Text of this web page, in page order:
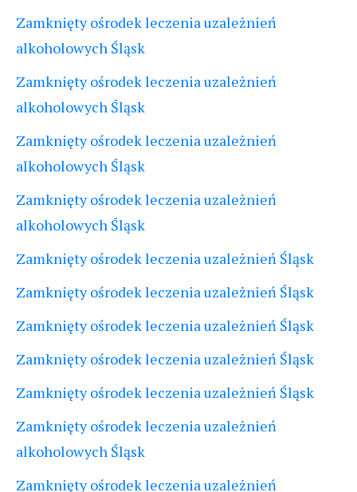
Zamknięty ośrodek leczenia uzależnień
alkoholowych Śląsk
Zamknięty ośrodek leczenia uzależnień
alkoholowych Śląsk
Zamknięty ośrodek leczenia uzależnień
alkoholowych Śląsk
Zamknięty ośrodek leczenia uzależnień
alkoholowych Śląsk
Zamknięty ośrodek leczenia uzależnień Śląsk
Zamknięty ośrodek leczenia uzależnień Śląsk
Zamknięty ośrodek leczenia uzależnień Śląsk
Zamknięty ośrodek leczenia uzależnień Śląsk
Zamknięty ośrodek leczenia uzależnień Śląsk
Zamknięty ośrodek leczenia uzależnień
alkoholowych Śląsk
Zamknięty ośrodek leczenia uzależnień